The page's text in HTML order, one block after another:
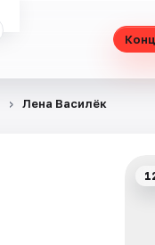
Лена Василёк